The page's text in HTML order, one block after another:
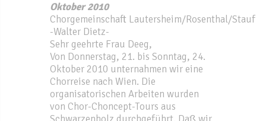
Oktober 2010
Chorgemeinschaft Lautersheim/Rosenthal/Stauf
-Walter Dietz-
Sehr geehrte Frau Deeg,
Von Donnerstag, 21. bis Sonntag, 24.
Oktober 2010 unternahmen wir eine
Chorreise nach Wien. Die
organisatorischen Arbeiten wurden
von Chor-Choncept-Tours aus